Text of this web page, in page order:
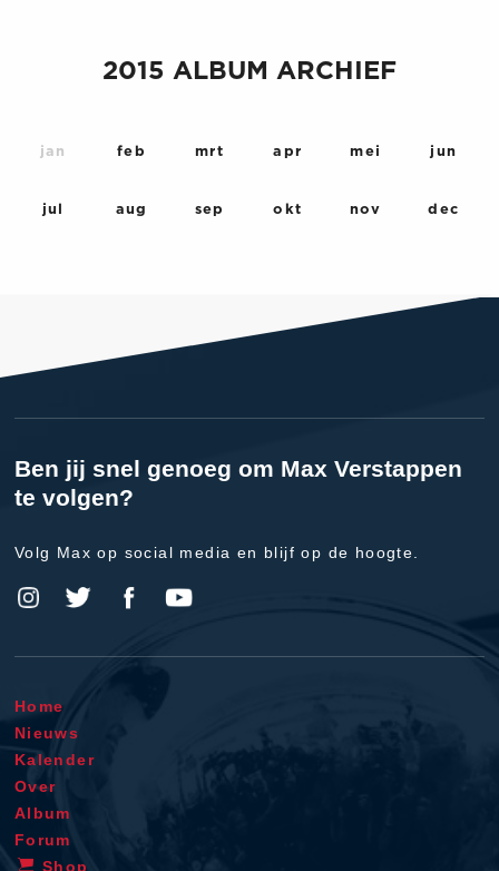
2015 ALBUM ARCHIEF
jan feb mrt apr mei jun
jul aug sep okt nov dec
Ben jij snel genoeg om Max Verstappen
te volgen?
Volg Max op social media en blijf op de hoogte.
Home
Nieuws
Kalender
Over
Album
Forum
Shop